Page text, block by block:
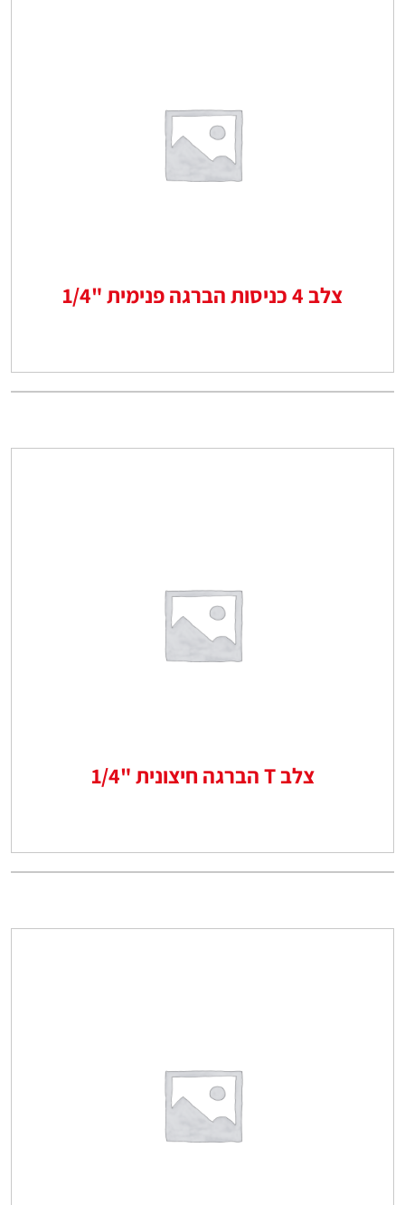
צלב 4 כניסות הברגה פנימית "1/4
צלב T הברגה חיצונית "1/4